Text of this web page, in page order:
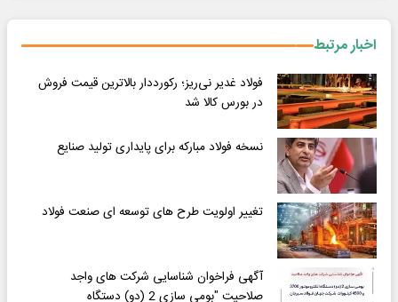
اخبار مرتبط
فولاد غدیر نی‌ریز؛ رکورددار بالاترین قیمت فروش
در بورس کالا شد
نسخه فولاد مبارکه برای پایداری تولید صنایع
تغییر اولویت طرح های توسعه ای صنعت فولاد
آگهی فراخوان شناسایی شرکت های واجد
صلاحیت "بومی سازی 2 (دو) دستگاه